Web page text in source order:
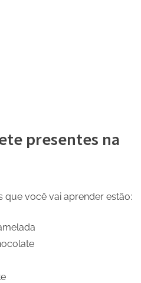
presentes na
que você vai aprender estão: